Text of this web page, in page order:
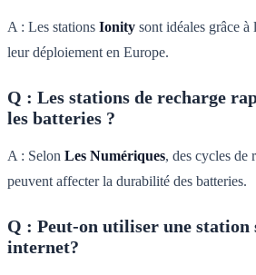
A : Les stations Ionity sont idéales grâce à
leur déploiement en Europe.
Q : Les stations de recharge
les batteries ?
A : Selon Les Numériques, des cycles de
peuvent affecter la durabilité des batteries.
Q : Peut-on utiliser une station
internet?